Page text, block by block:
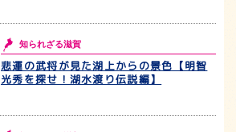
知られざる滋賀
悲運の武将が見た湖上からの景色【明智
光秀を探せ！湖水渡り伝説編】